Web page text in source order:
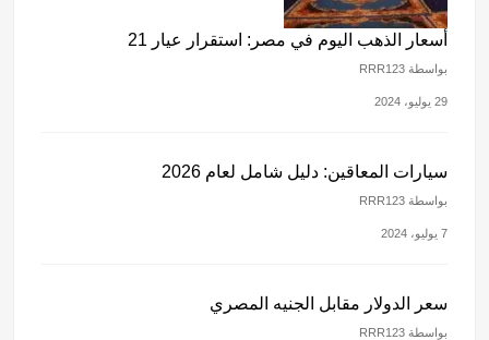
أسعار الذهب اليوم في مصر: استقرار عيار 21
بواسطة RRR123
29 يوليو، 2024
سيارات المعاقين: دليل شامل لعام 2026
بواسطة RRR123
7 يوليو، 2024
سعر الدولار مقابل الجنيه المصري
بواسطة RRR123